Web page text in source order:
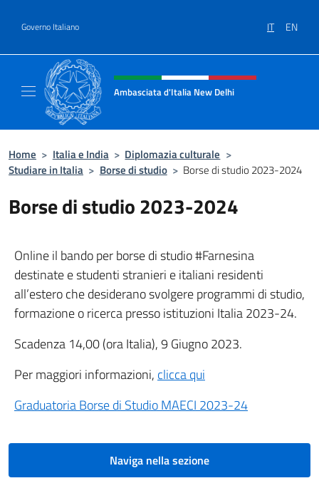
Governo Italiano IT EN
Intestazione sito, social e menù
Ambasciata d'Italia New Delhi
Home > Italia e India > Diplomazia culturale >
Studiare in Italia > Borse di studio > Borse di studio 2023-2024
Borse di studio 2023-2024
Online il bando per borse di studio #Farnesina
destinate e studenti stranieri e italiani residenti
all’estero che desiderano svolgere programmi di studio,
formazione o ricerca presso istituzioni Italia 2023-24.
Scadenza 14,00 (ora Italia), 9 Giugno 2023.
Per maggiori informazioni, clicca qui
Graduatoria Borse di Studio MAECI 2023-24
Naviga nella sezione